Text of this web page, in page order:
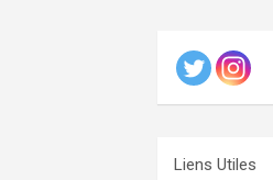
Liens Utiles